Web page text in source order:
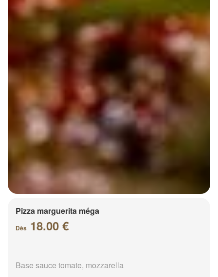
Pizza marguerita méga
Dès 18.00 €
Base sauce tomate, mozzarella